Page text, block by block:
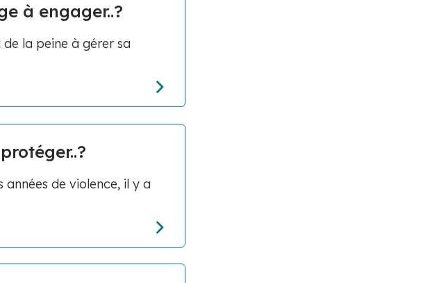
à engager..?
la peine à gérer sa
de violence, il y a